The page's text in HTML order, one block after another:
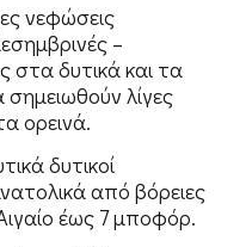
νεφώσεις
–
στα δυτικά και τα
λίγες
ορεινά.
δυτικοί
από βόρειες
έως 7 μποφόρ.